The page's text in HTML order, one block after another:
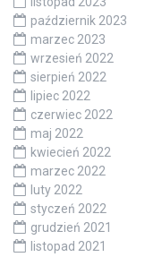
październik 2023
marzec 2023
wrzesień 2022
sierpień 2022
lipiec 2022
czerwiec 2022
maj 2022
kwiecień 2022
marzec 2022
luty 2022
styczeń 2022
grudzień 2021
listopad 2021